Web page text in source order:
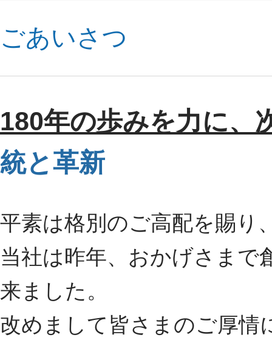
ごあいさつ
180年の歩みを力に、
統と革新
平素は格別のご高配を賜り
当社は昨年、おかげさまで
来ました。
改めまして皆さまのご厚情